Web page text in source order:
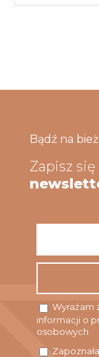
Bądź na
Zapisz
Wyrażam
informacji o
osobowych